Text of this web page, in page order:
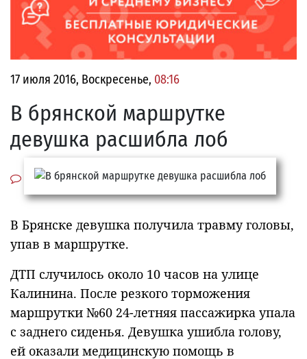
17 июля 2016, Воскресенье, 08:16
В брянской маршрутке
девушка расшибла лоб
В Брянске девушка получила травму головы,
упав в маршрутке.
ДТП случилось около 10 часов на улице
Калинина. После резкого торможения
маршрутки №60 24-летняя пассажирка упала
с заднего сиденья. Девушка ушибла голову,
ей оказали медицинскую помощь в